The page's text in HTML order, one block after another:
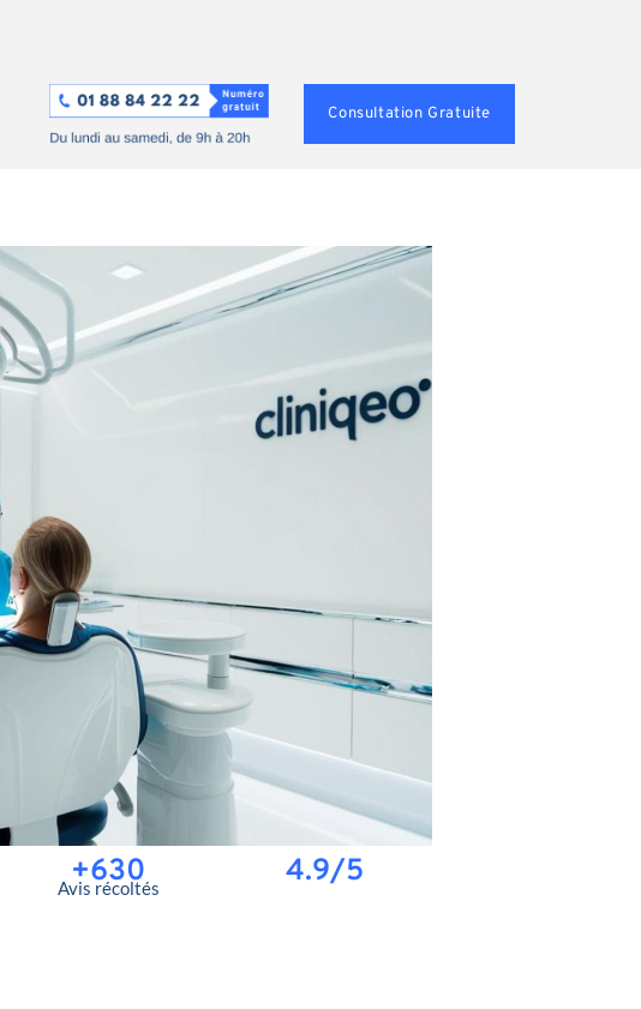
Consultation Gratuite
+630
Avis récoltés 4.9/5